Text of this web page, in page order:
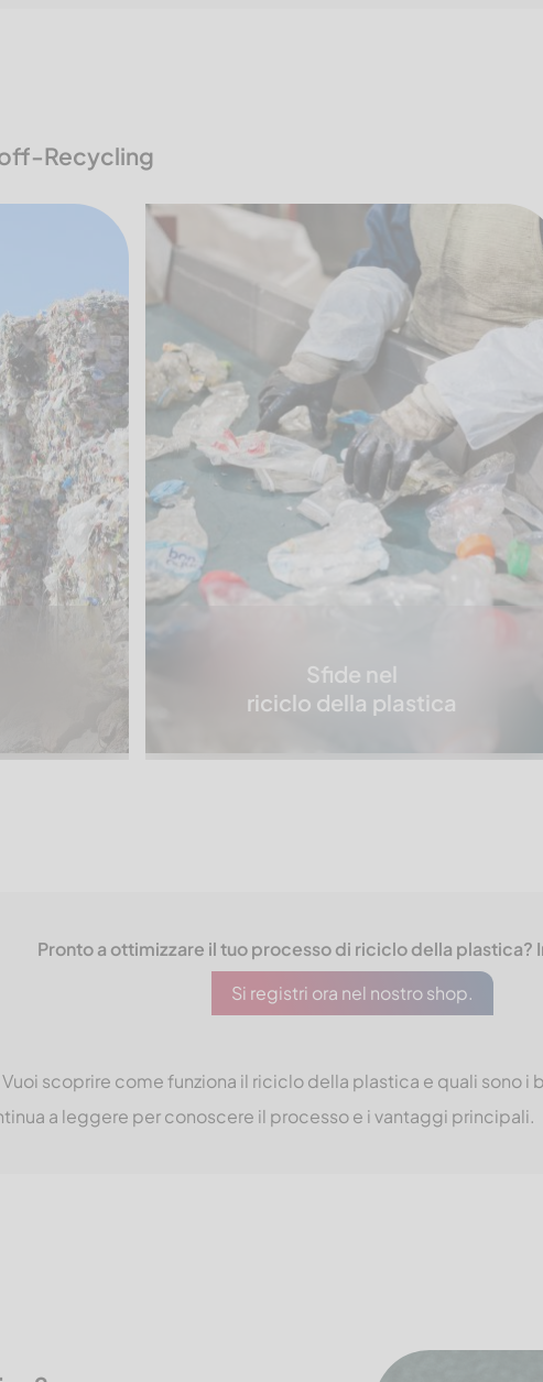
Recycling
Sfide nel
riciclo della plastica
Pronto a ottimizzare il tuo processo di riciclo della plastica?
Si registri ora nel nostro shop.
Vuoi scoprire come funziona il riciclo della plastica e quali sono i
a leggere per conoscere il processo e i vantaggi principali.